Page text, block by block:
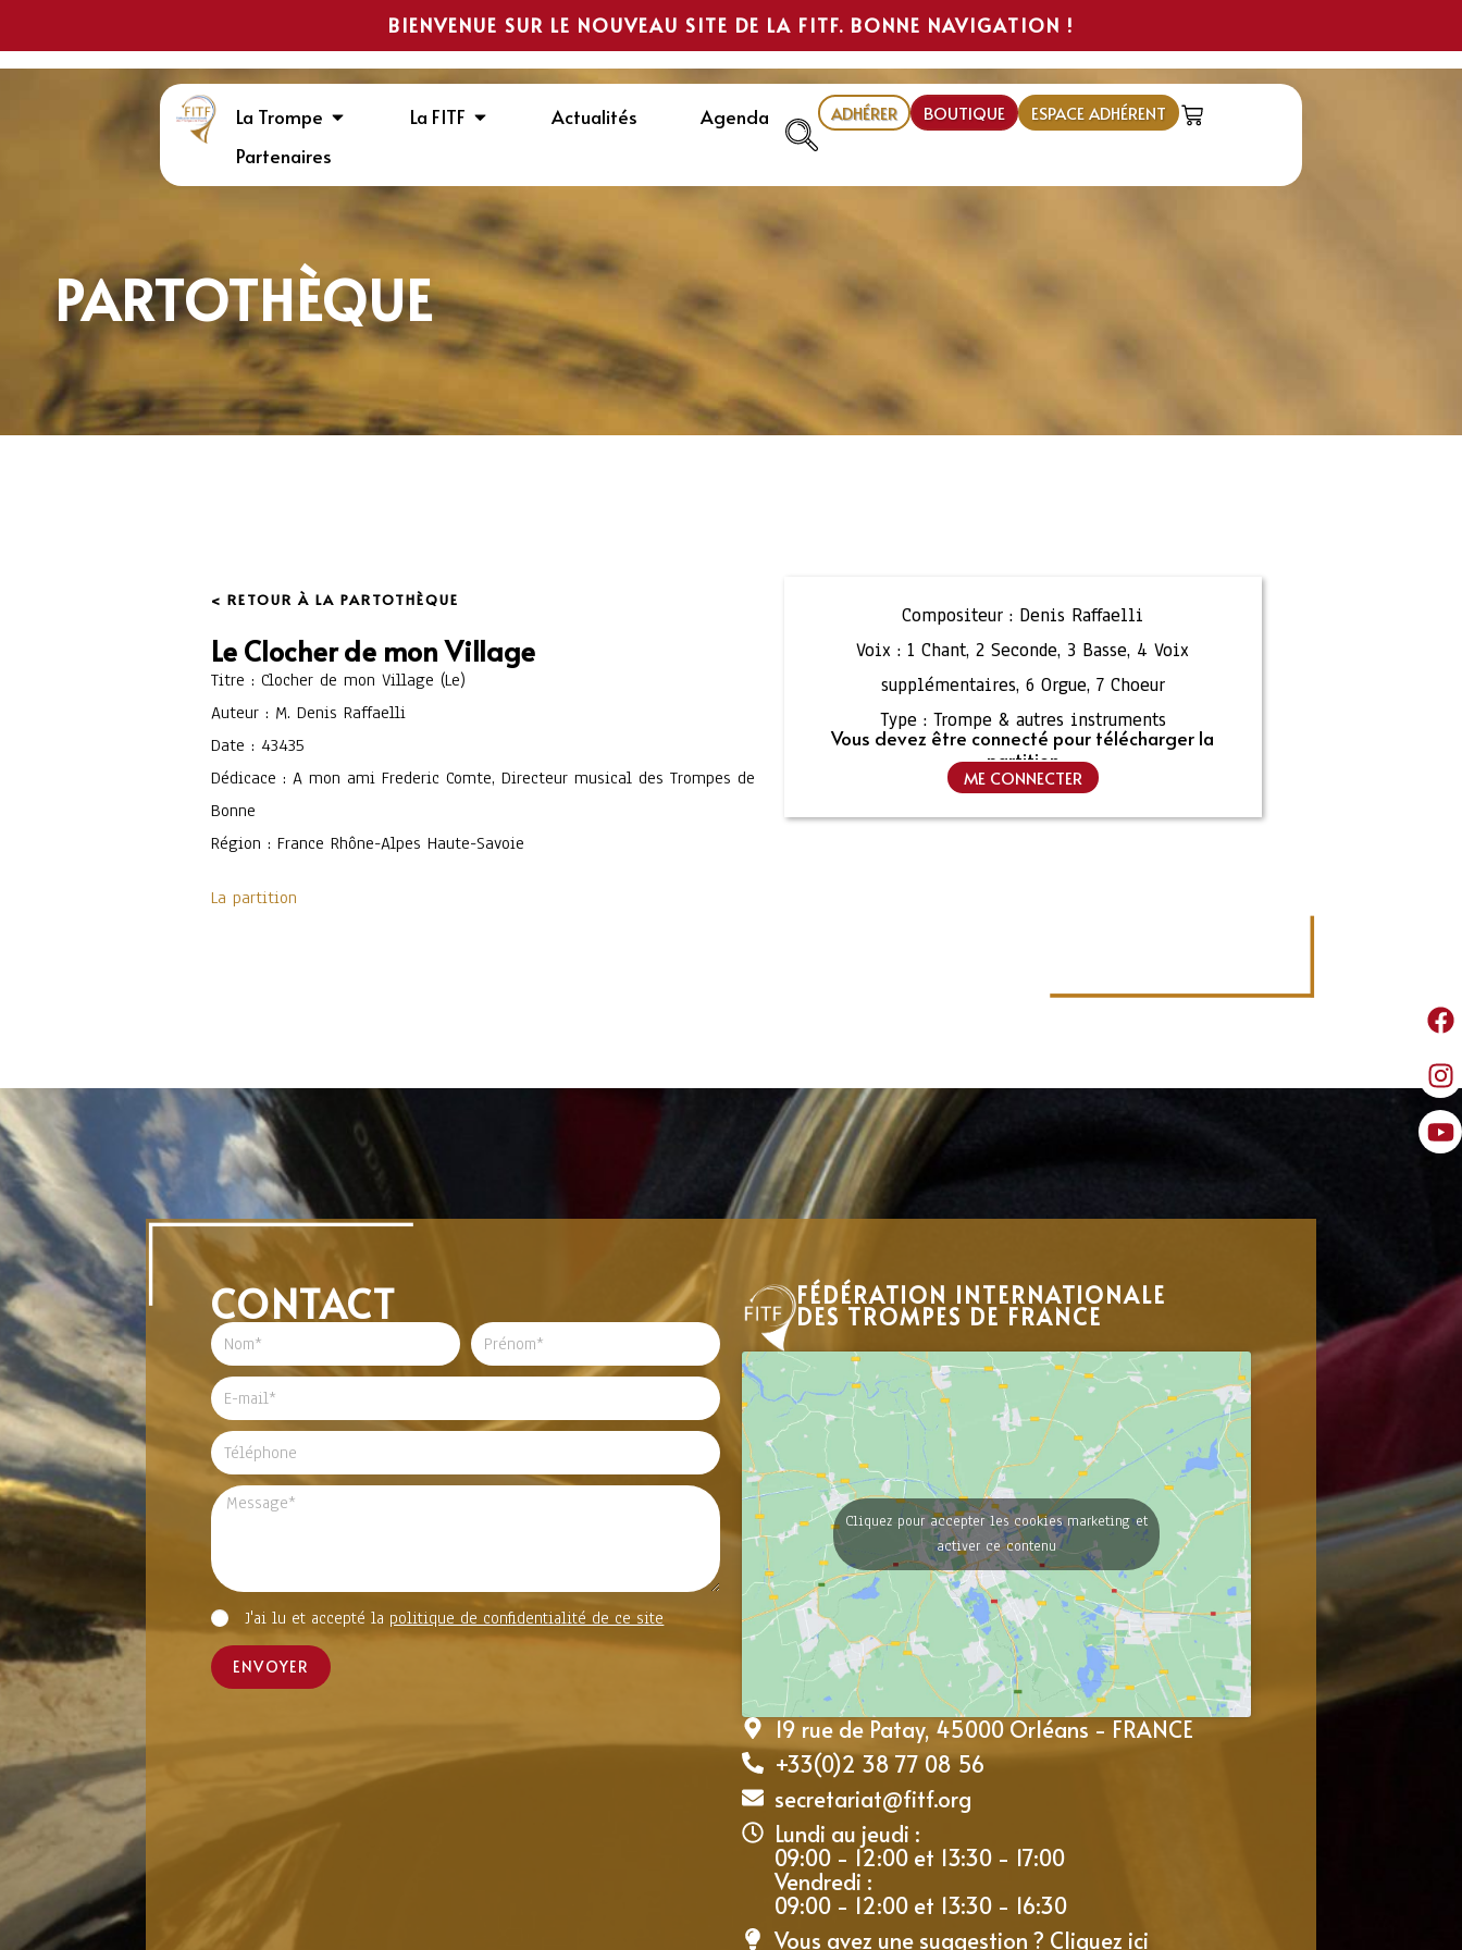
BIENVENUE SUR LE NOUVEAU SITE DE LA FITF. BONNE NAVIGATION !
La Trompe La FITF Actualités
Agenda
Partenaires
ADHÉRER BOUTIQUE ESPACE ADHÉRENT
PARTOTHÈQUE
< RETOUR À LA PARTOTHÈQUE
Le Clocher de mon Village
Titre : Clocher de mon Village (Le)
Auteur : M. Denis Raffaelli
Date : 43435
Dédicace : A mon ami Frederic Comte, Directeur musical des Trompes de
Bonne
Région : France Rhône-Alpes Haute-Savoie
La partition
Compositeur : Denis Raffaelli
Voix : 1 Chant,2 Seconde, 3 Basse, 4 Voix
supplémentaires, 6 Orgue, 7 Choeur
Type : Trompe & autres instruments
Vous devez être connecté pour télécharger la
partition
ME CONNECTER
CONTACT
J'ai lu et accepté la politique de confidentialité de ce site
ENVOYER
FÉDÉRATION INTERNATIONALE
DES TROMPES DE FRANCE
Cliquez pour accepter les cookies marketing et
activer ce contenu
19 rue de Patay, 45000 Orléans - FRANCE
+33(0)2 38 77 08 56
secretariat@fitf.org
Lundi au jeudi :
09:00 - 12:00 et 13:30 - 17:00
Vendredi :
09:00 - 12:00 et 13:30 - 16:30
Vous avez une suggestion ? Cliquez ici